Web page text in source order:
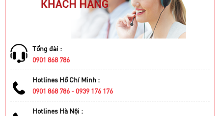
Tổng đài :
0901 868 786
Hotlines Hồ Chí Minh :
0901 868 786 - 0939 176 176
Hotlines Hà Nội :